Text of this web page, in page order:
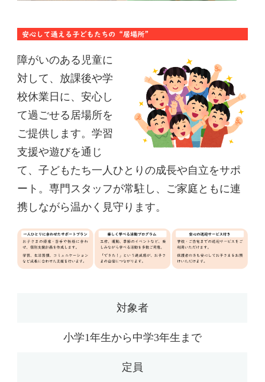
障がいのある児童に
対して、放課後や学
校休業日に、安心し
て過ごせる居場所を
ご提供します。学習
支援や遊びを通じ
て、子どもたち一人ひとりの成長や自立をサポ
ート。専門スタッフが常駐し、ご家庭ともに連
携しながら温かく見守ります。
対象者
小学1年生から中学3年生まで
定員